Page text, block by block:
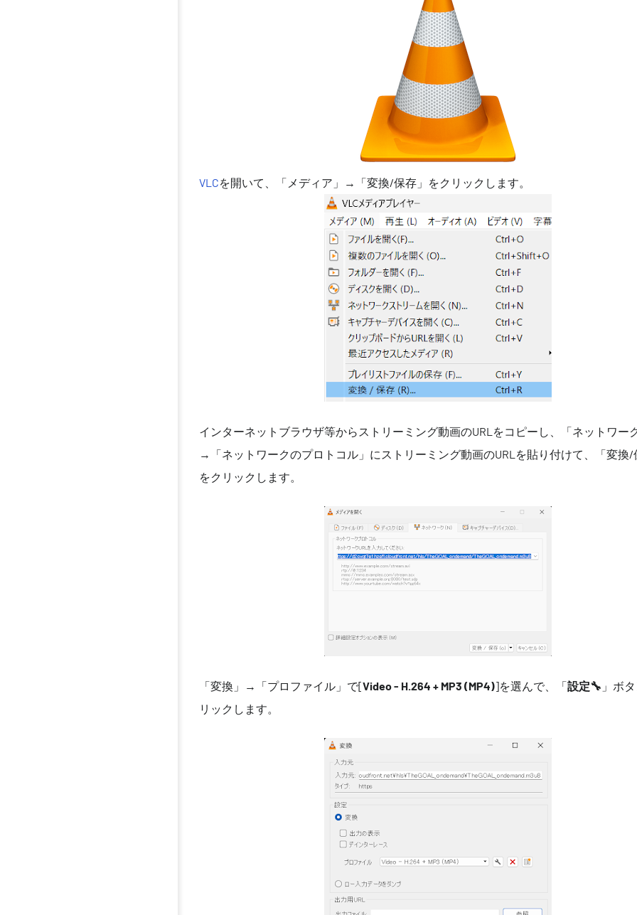
VLCを開いて、「メディア」→「変換/保存」をクリックします。
インターネットブラウザ等からストリーミング動画のURLをコピーし、「ネットワーク
→「ネットワークのプロトコル」にストリーミング動画のURLを貼り付けて、「変換/
をクリックします。
「変換」→「プロファイル」で[Video - H.264 + MP3 (MP4)]を選んで、「設定🔧 」ボ
リックします。